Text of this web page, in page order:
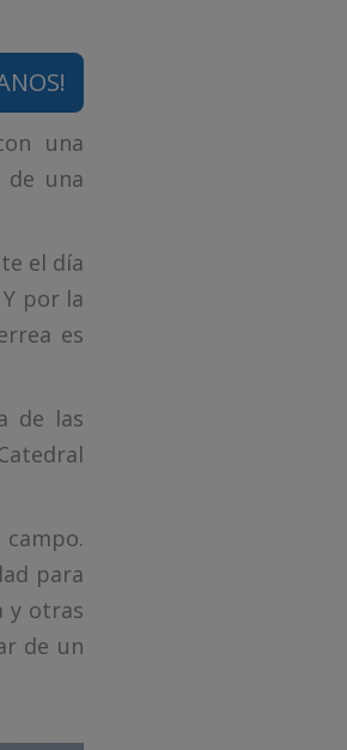
una
de una
el día
por la
es
de las
para
y otras
de un